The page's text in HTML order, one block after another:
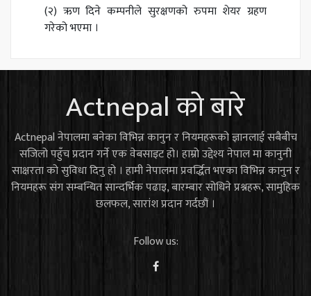
(२) ऋण दिने कम्पनीले सुरक्षणको रुपमा शेयर ग्रहण
गरेको भएमा ।
Actnepal को बारे
Actnepal नेपालमा बनेका विभिन्न कानुन र नियमहरूको ज्ञानलाई सबैबीच
सजिलो पहुँच प्रदान गर्ने एक वेबसाइट हो। हाम्रो उद्देश्य नेपाल मा कानुनी
साक्षरता को सुविधा दिनु हो । हामी नेपालमा प्रवर्द्धित भएका विभिन्न कानुन र
नियमहरू संग सम्बन्धित सान्दर्भिक पढाइ, बारम्बार सोधिने प्रश्नहरू, सामुहिक
छलफल, सारांश प्रदान गर्दछौं ।
Follow us: